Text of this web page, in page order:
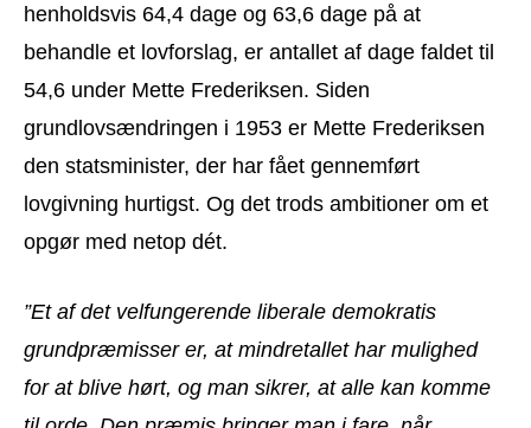
henholdsvis 64,4 dage og 63,6 dage på at
behandle et lovforslag, er antallet af dage faldet til
54,6 under Mette Frederiksen. Siden
grundlovsændringen i 1953 er Mette Frederiksen
den statsminister, der har fået gennemført
lovgivning hurtigst. Og det trods ambitioner om et
opgør med netop dét.
”Et af det velfungerende liberale demokratis
grundpræmisser er, at mindretallet har mulighed
for at blive hørt, og man sikrer, at alle kan komme